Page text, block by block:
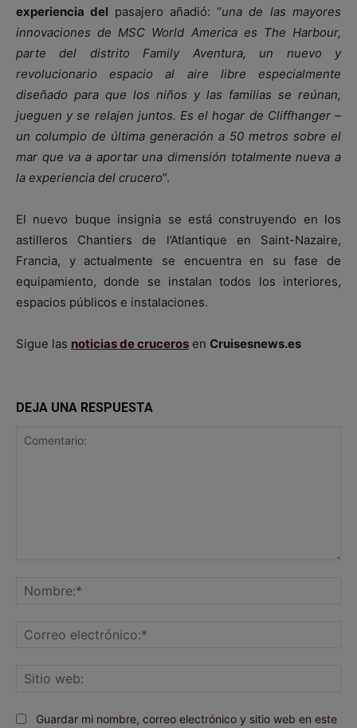
experiencia del pasajero añadió: “una de las mayores
innovaciones de MSC World America es The Harbour,
parte del distrito Family Aventura, un nuevo y
revolucionario espacio al aire libre especialmente
diseñado para que los niños y las familias se reúnan,
jueguen y se relajen juntos. Es el hogar de Cliffhanger –
un columpio de última generación a 50 metros sobre el
mar que va a aportar una dimensión totalmente nueva a
la experiencia del crucero”.
El nuevo buque insignia se está construyendo en los
astilleros Chantiers de l’Atlantique en Saint-Nazaire,
Francia, y actualmente se encuentra en su fase de
equipamiento, donde se instalan todos los interiores,
espacios públicos e instalaciones.
Sigue las noticias de cruceros en Cruisesnews.es
DEJA UNA RESPUESTA
Guardar mi nombre, correo electrónico y sitio web en este